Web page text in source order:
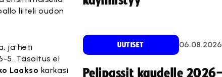
liiteli oudon
ja heti
5. Tasoitus ei
Laakso karkasi
UUTISET 06.08.2026
Pelipassit kaudelle